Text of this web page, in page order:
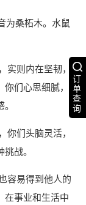
订
单
查
询
为桑柘木。水鼠
实则内在坚韧，
们心思细腻，
你们头脑灵活，
战。
容易得到他人的
在事业和生活中